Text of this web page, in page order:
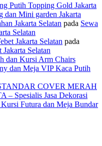
Putih Topping Gold Jakarta
dan Mini garden Jakarta
Jakarta Selatan pada Sewa
Selatan
Jakarta Selatan pada
Selatan
dan Kursi Arm Chairs
dan Meja VIP Kaca Putih
COVER MERAH
Spesialis Jasa Dekorasi
Kursi Futura dan Meja Bundar